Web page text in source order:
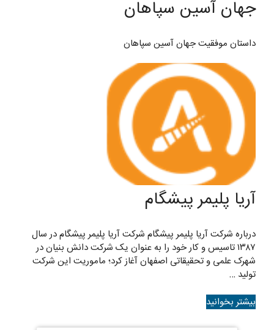
جهان آسین سپاهان
داستان موفقیت جهان آسین سپاهان
آریا پلیمر پیشگام
درباره شرکت آریا پلیمر پیشگام شرکت آریا پلیمر پیشگام در سال
۱۳۸۷ تاسیس و کار خود را به عنوان یک شرکت دانش بنیان در
شهرک علمی و تحقیقاتی اصفهان آغاز کرد؛ ماموریت این شرکت
تولید …
بیشتر بخوانید